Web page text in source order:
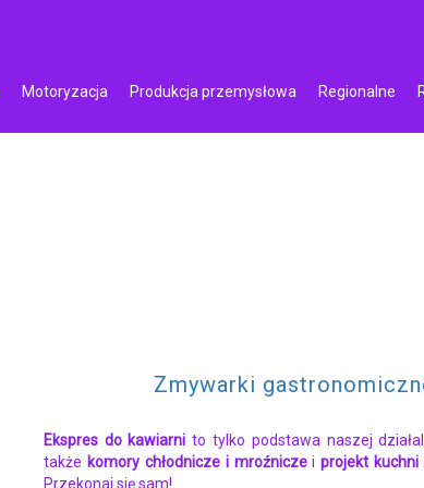
Motoryzacja Produkcja przemysłowa Regionalne
Zmywarki
Ekspres do kawiarni to tylko podstawa naszej
także komory chłodnicze i mroźniczeiprojekt
Przekonaj się sam!